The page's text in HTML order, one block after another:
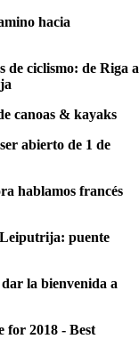
hacia
de ciclismo: de Riga a
canoas & kayaks
abierto de 1 de
hablamos francés
puente
la bienvenida a
for 2018 - Best